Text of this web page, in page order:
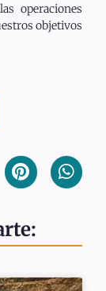
operaciones
objetivos